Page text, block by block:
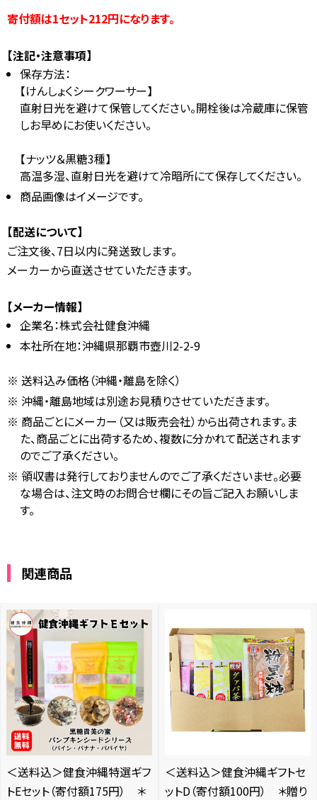
寄付額は1セット212円になります。
【注記・注意事項】
保存方法：
【けんしょくシークワーサー】
直射日光を避けて保管してください。開栓後は冷蔵庫に保管
しお早めにお使いください。
【ナッツ＆黒糖3種】
高温多湿、直射日光を避けて冷暗所にて保存してください。
商品画像はイメージです。
【配送について】
ご注文後、7日以内に発送致します。
メーカーから直送させていただきます。
【メーカー情報】
企業名：株式会社健食沖縄
本社所在地：沖縄県那覇市壺川2-2-9
送料込み価格（沖縄・離島を除く）
沖縄・離島地域は別途お見積りさせていただきます。
商品ごとにメーカー（又は販売会社）から出荷されます。ま
た、商品ごとに出荷するため、複数に分かれて配送されます
のでご了承ください。
領収書は発行しておりませんのでご了承くださいませ。必要
な場合は、注文時のお問合せ欄にその旨ご記入お願いしま
す。
関連商品
＜送料込＞健食沖縄特選ギフ
トEセット（寄付額175円） ＊
＜送料込＞健食沖縄ギフトセ
ットD（寄付額100円） ＊贈り